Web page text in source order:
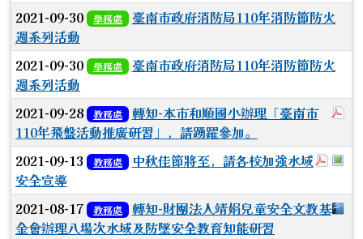
2021-09-30
學務處
臺南市政府消防局110年消防節防火
週系列活動
2021-09-30
學務處
臺南市政府消防局110年消防節防火
週系列活動
2021-09-28 教務處
轉知-本市和順國小辦理「臺南市
110年飛盤活動推廣研習」，請踴躍參加。
於彈
2021-09-13 教務處
中秋佳節將至，請各校加強水域
安全宣導
2021-08-17 教務處
轉知-財團法人靖娟兒童安全文教基
金會辦理八場次水域及防墜安全教育知能研習